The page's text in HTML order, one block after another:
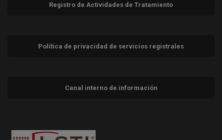
Registro de Actividades de Tratamiento
Política de privacidad de servicios registrales
Canal interno de información